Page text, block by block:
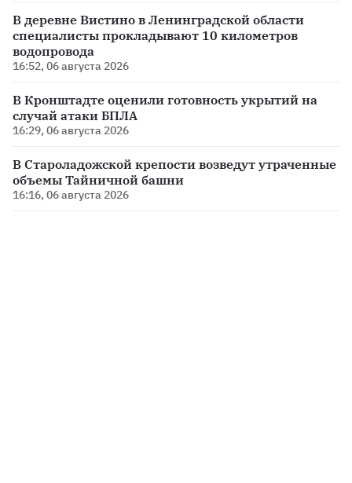
В деревне Вистино в Ленинградской области
специалисты прокладывают 10 километров
водопровода
16:52, 06 августа 2026
В Кронштадте оценили готовность укрытий на
случай атаки БПЛА
16:29, 06 августа 2026
В Староладожской крепости возведут утраченные
объемы Тайничной башни
16:16, 06 августа 2026